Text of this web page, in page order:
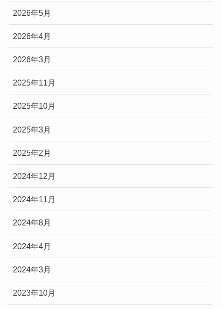
2026年5月
2026年4月
2026年3月
2025年11月
2025年10月
2025年3月
2025年2月
2024年12月
2024年11月
2024年8月
2024年4月
2024年3月
2023年10月